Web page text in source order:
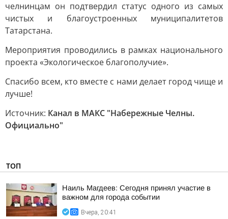
челнинцам он подтвердил статус одного из самых
чистых и благоустроенных муниципалитетов
Татарстана.
Мероприятия проводились в рамках национального
проекта «Экологическое благополучие».
Спасибо всем, кто вместе с нами делает город чище и
лучше!
Источник: Канал в МАКС "Набережные Челны.
Официально"
ТОП
Наиль Магдеев: Сегодня принял участие в
важном для города событии
Вчера, 20:41